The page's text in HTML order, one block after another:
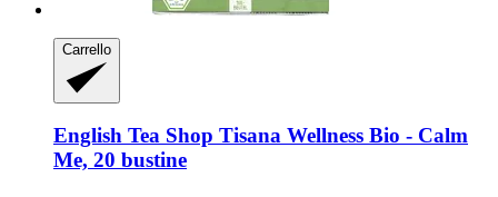
Carrello
English Tea Shop Tisana Wellness Bio -​ Calm
Me, 20 bustine